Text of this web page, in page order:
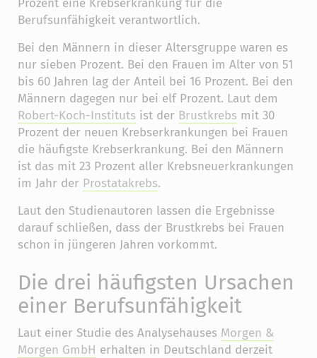
Berufsunfähigkeit verantwortlich.
Bei den Männern in dieser Altersgruppe waren es
nur sieben Prozent. Bei den Frauen im Alter von 51
bis 60 Jahren lag der Anteil bei 16 Prozent. Bei den
Männern dagegen nur bei elf Prozent. Laut dem
Robert-Koch-Instituts ist der Brustkrebs mit 30
Prozent der neuen Krebserkrankungen bei Frauen
die häufigste Krebserkrankung. Bei den Männern
ist das mit 23 Prozent aller Krebsneuerkrankungen
im Jahr der Prostatakrebs.
Laut den Studienautoren lassen die Ergebnisse
darauf schließen, dass der Brustkrebs bei Frauen
schon in jüngeren Jahren vorkommt.
Die drei häufigsten Ursachen
einer Berufsunfähigkeit
Laut einer Studie des Analysehauses Morgen &
Morgen GmbH erhalten in Deutschland derzeit